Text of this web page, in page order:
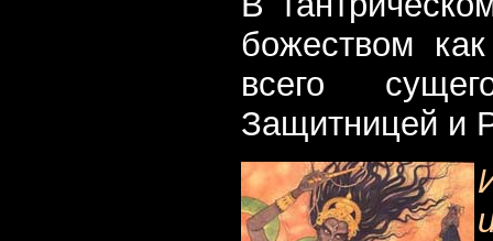
божеством
всего
Защитницей и